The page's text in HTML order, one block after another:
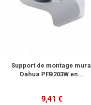
Support de montage mural
Dahua PFB203W en...
9,41 €